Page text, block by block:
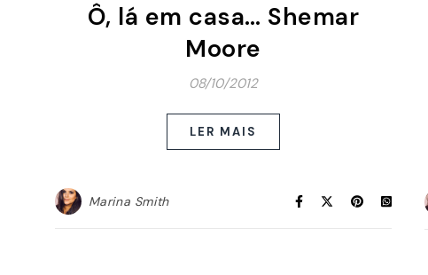
Ô, lá em casa… Shemar
Moore
08/10/2012
LER MAIS
Marina Smith